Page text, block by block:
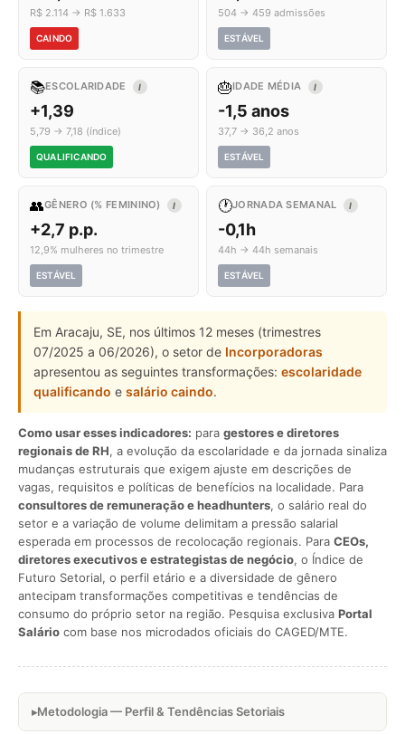
R$ 2.114 → R$ 1.633
CAINDO
504 → 459 admissões
ESTÁVEL
📚ESCOLARIDADE I
+1,39
5,79 → 7,18 (índice)
QUALIFICANDO
🎂IDADE MÉDIA I
-1,5 anos
37,7 → 36,2 anos
ESTÁVEL
👥GÊNERO (% FEMININO) I
+2,7 p.p.
12,9% mulheres no trimestre
ESTÁVEL
🕐JORNADA SEMANAL I
-0,1h
44h → 44h semanais
ESTÁVEL
Em Aracaju, SE, nos últimos 12 meses (trimestres
07/2025 a 06/2026), o setor de Incorporadoras
apresentou as seguintes transformações: escolaridade
qualificando e salário caindo.
Como usar esses indicadores: para gestores e diretores
regionais de RH, a evolução da escolaridade e da jornada sinaliza
mudanças estruturais que exigem ajuste em descrições de
vagas, requisitos e políticas de benefícios na localidade. Para
consultores de remuneração e headhunters, o salário real do
setor e a variação de volume delimitam a pressão salarial
esperada em processos de recolocação regionais. Para CEOs,
diretores executivos e estrategistas de negócio, o Índice de
Futuro Setorial, o perfil etário e a diversidade de gênero
antecipam transformações competitivas e tendências de
consumo do próprio setor na região. Pesquisa exclusiva Portal
Salário com base nos microdados oficiais do CAGED/MTE.
Metodologia — Perfil & Tendências Setoriais